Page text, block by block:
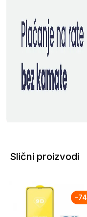
Slični proizvodi
-74